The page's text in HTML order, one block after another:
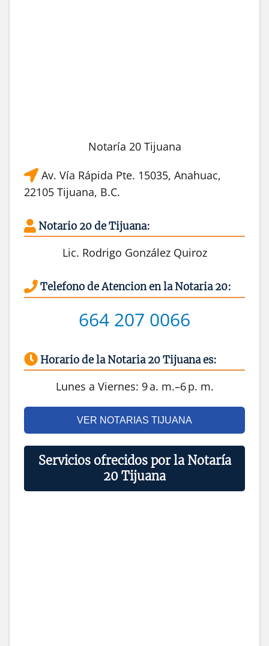
Notaría 20 Tijuana
Av. Vía Rápida Pte. 15035, Anahuac,
22105 Tijuana, B.C.
Notario 20 de Tijuana:
Lic. Rodrigo González Quiroz
Telefono de Atencion en la Notaria 20:
664 207 0066
Horario de la Notaria 20 Tijuana es:
Lunes a Viernes: 9 a. m.–6 p. m.
VER NOTARIAS TIJUANA
Servicios ofrecidos por la Notaría
20 Tijuana